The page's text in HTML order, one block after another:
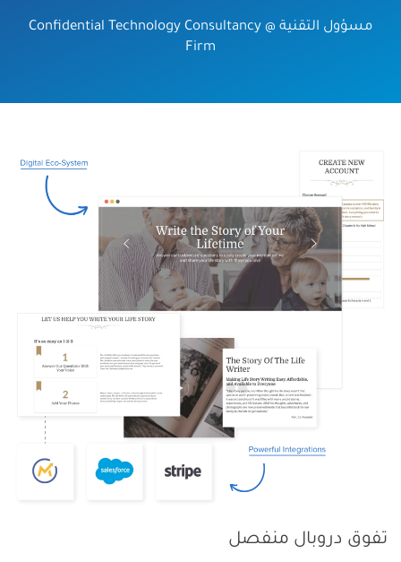
مسؤول التقنية @Confidential Technology Consultancy
Firm
الصورة
تفوق دروبال منفصل